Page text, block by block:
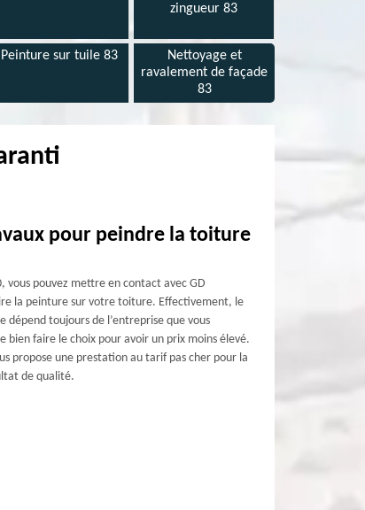
zingueur 83
Peinture sur tuile 83
Nettoyage et
ravalement de façade
83
pour peindre la toiture
vous pouvez mettre en contact avec GD
la peinture sur votre toiture. Effectivement, le
toujours de l’entreprise que vous
bien faire le choix pour avoir un prix moins élevé.
propose une prestation au tarif pas cher pour la
de qualité.